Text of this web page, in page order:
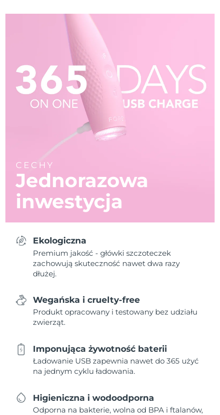
CECHY
Jednorazowa
inwestycja
Ekologiczna
Premium jakość - główki szczoteczek
zachowują skuteczność nawet dwa razy
dłużej.
Wegańska i cruelty-free
Produkt opracowany i testowany bez udziału
zwierząt.
Imponująca żywotność baterii
Ładowanie USB zapewnia nawet do 365 użyć
na jednym cyklu ładowania.
Higieniczna i wodoodporna
Odporna na bakterie, wolna od BPA i ftalanów,